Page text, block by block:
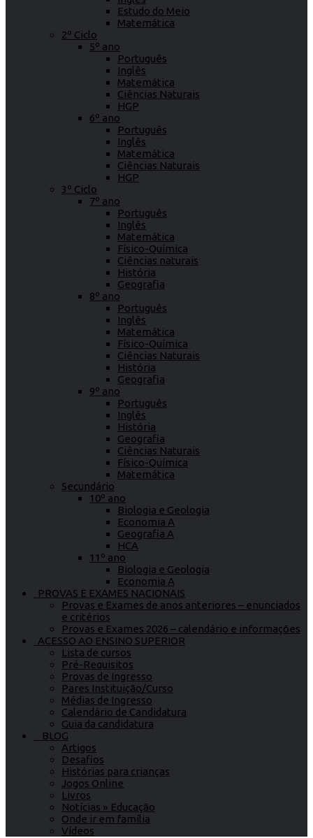
Estudo do Meio
Matemática
2º Ciclo
5º ano
Português
Inglês
Matemática
Ciências Naturais
HGP
6º ano
Português
Inglês
Matemática
Ciências Naturais
HGP
3º Ciclo
7º ano
Português
Inglês
Matemática
Físico-Química
Ciências naturais
História
Geografia
8º ano
Português
Inglês
Matemática
Físico-Química
Ciências Naturais
História
Geografia
9º ano
Português
Inglês
História
Geografia
Ciências Naturais
Físico-Química
Matemática
Secundário
10º ano
Biologia e Geologia
Economia A
Geografia A
HCA
11º ano
Biologia e Geologia
Economia A
PROVAS E EXAMES NACIONAIS
Provas e Exames de anos anteriores – enunciados
e critérios
Provas e Exames 2026 – calendário e informações
ACESSO AO ENSINO SUPERIOR
Lista de cursos
Pré-Requisitos
Provas de Ingresso
Pares Instituição/Curso
Médias de Ingresso
Calendário de Candidatura
Guia da candidatura
BLOG
Artigos
Desafios
Histórias para crianças
Jogos Online
Livros
Notícias » Educação
Onde ir em família
Vídeos